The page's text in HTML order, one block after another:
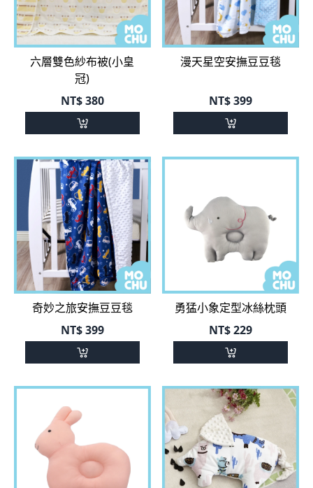
六層雙色紗布被(小皇
冠)
NT$380
漫天星空安撫豆豆毯
NT$399
奇妙之旅安撫豆豆毯
NT$399
勇猛小象定型冰絲枕頭
NT$229